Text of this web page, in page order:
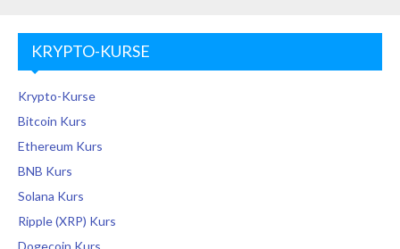
KRYPTO-KURSE
Krypto-Kurse
Bitcoin Kurs
Ethereum Kurs
BNB Kurs
Solana Kurs
Ripple (XRP) Kurs
Dogecoin Kurs